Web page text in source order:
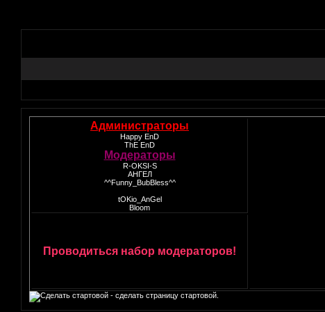
Администраторы
Happy EnD
ThE EnD
Модераторы
R-OKSI-S
АНГЕЛ
^^Funny_BubBless^^
tOKio_AnGel
Bloom
Проводиться набор модераторов!
- сделать страницу стартовой.